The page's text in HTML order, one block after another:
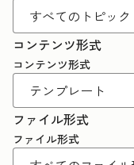
コンテンツ形式
コンテンツ形式
ファイル形式
ファイル形式